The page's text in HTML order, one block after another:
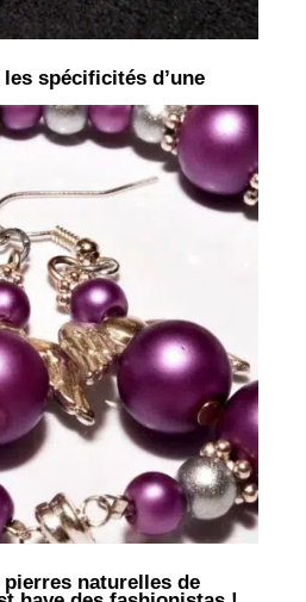
spécificités d’une
naturelles de